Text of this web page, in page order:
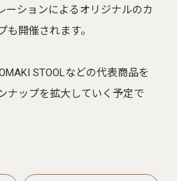
ーションによるオリジナルのカ
開催されます。
STOOLなどの代表商品を
ナップを拡大していく予定で